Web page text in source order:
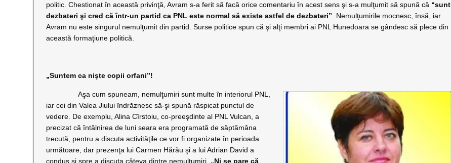
politic. Chestionat în această privinţă, Avram s-a ferit să facă orice comentariu în acest sens şi s-a mulţumit să spună că “sunt
dezbateri şi cred că într-un partid ca PNL este normal să existe astfel de dezbateri” . Nemulţumirile mocnesc, însă, iar
Avram nu este singurul nemulţumit din partid. Surse politice spun că şi alţi membri ai PNL Hunedoara se gândesc să plece din
această formaţiune politică.
„Suntem ca nişte copii orfani”!
Aşa cum spuneam, nemulţumiri sunt multe în interiorul PNL,
iar cei din Valea Jiului îndrăznesc să-şi spună răspicat punctul de
vedere. De exemplu, Alina Cîrstoiu, co-preeşdinte al PNL Vulcan, a
precizat că întâlnirea de luni seara era programată de săptămâna
trecută, pentru a discuta activităţile ce vor fi organizate în perioada
următoare, dar prezenţa lui Carmen Hărău şi a lui Adrian David a
condus şi spre a discuta câteva dintre nemulţumiri. „Ni se pare că